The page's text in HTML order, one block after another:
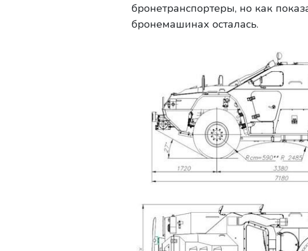
бронетранспортеры, но как
бронемашинах осталась.